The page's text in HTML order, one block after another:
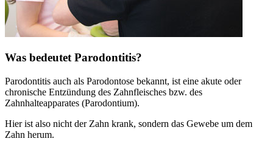
Was bedeutet Parodontitis?
Parodontitis auch als Parodontose bekannt, ist eine akute oder
chronische Entzündung des Zahnfleisches bzw. des
Zahnhalteapparates (Parodontium).
Hier ist also nicht der Zahn krank, sondern das Gewebe um dem
Zahn herum.